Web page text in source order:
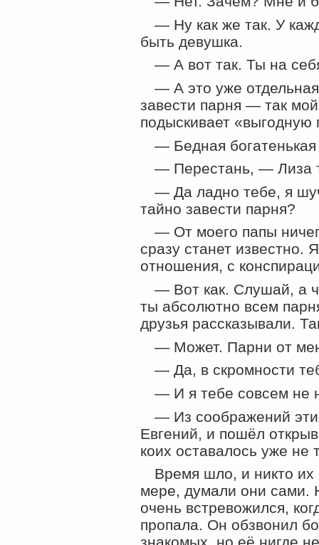
— Ну как же так. У
быть девушка.
— А вот так. Ты на
— А это уже
завести парня — так
подыскивает «выгодную
— Бедная богатенькая
— Перестань, — Лиза
— Да ладно тебе, я
тайно завести парня?
— От моего папы
сразу станет известно.
отношения, с
— Вот как. Слушай, а
ты абсолютно всем
друзья рассказывали.
— Может. Парни от
— Да, в скромности
— И я тебе совсем не
— Из соображений
Евгений, и пошёл
коих оставалось уже не
Время шло, и никто их
мере, думали они сами.
очень встревожился,
пропала. Он обзвонил